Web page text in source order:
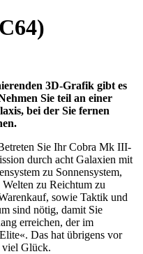
3D-Grafik gibt es
Sie teil an einer
bei der Sie fernen
Sie Ihr Cobra Mk III-
durch acht Galaxien mit
zu Sonnensystem,
zu Reichtum zu
sowie Taktik und
sind nötig, damit Sie
erreichen, der im
Das hat übrigens vor
Glück.